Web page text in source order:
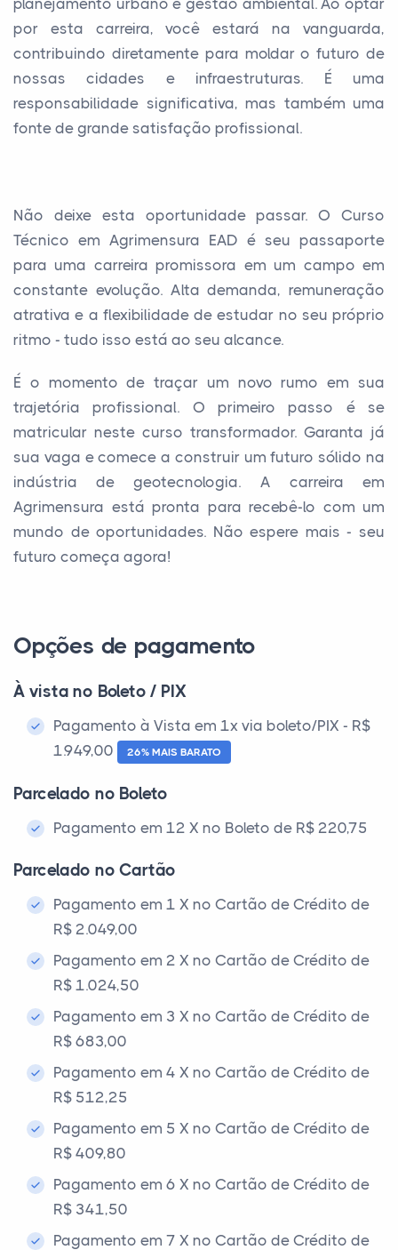
planejamento urbano e gestão ambiental. Ao optar
por esta carreira, você estará na vanguarda,
contribuindo diretamente para moldar o futuro de
nossas cidades e infraestruturas. É uma
responsabilidade significativa, mas também uma
fonte de grande satisfação profissional.
Não deixe esta oportunidade passar. O Curso
Técnico em Agrimensura EAD é seu passaporte
para uma carreira promissora em um campo em
constante evolução. Alta demanda, remuneração
atrativa e a flexibilidade de estudar no seu próprio
ritmo - tudo isso está ao seu alcance.
É o momento de traçar um novo rumo em sua
trajetória profissional. O primeiro passo é se
matricular neste curso transformador. Garanta já
sua vaga e comece a construir um futuro sólido na
indústria de geotecnologia. A carreira em
Agrimensura está pronta para recebê-lo com um
mundo de oportunidades. Não espere mais - seu
futuro começa agora!
Opções de pagamento
À vista no Boleto / PIX
Pagamento à Vista em 1x via boleto/PIX - R$
1.949,00
26% MAIS BARATO
Parcelado no Boleto
Pagamento em 12 X no Boleto de R$ 220,75
Parcelado no Cartão
Pagamento em 1 X no Cartão de Crédito de
R$ 2.049,00
Pagamento em 2 X no Cartão de Crédito de
R$ 1.024,50
Pagamento em 3 X no Cartão de Crédito de
R$ 683,00
Pagamento em 4 X no Cartão de Crédito de
R$ 512,25
Pagamento em 5 X no Cartão de Crédito de
R$ 409,80
Pagamento em 6 X no Cartão de Crédito de
R$ 341,50
Pagamento em 7 X no Cartão de Crédito de